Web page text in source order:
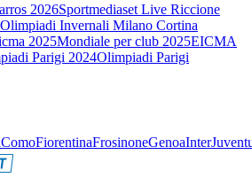
2026Sportmediaset Live Riccione
Olimpiadi Invernali Milano Cortina
2025Mondiale per club 2025EICMA
Parigi 2024Olimpiadi Parigi
ComoFiorentinaFrosinoneGenoaInter